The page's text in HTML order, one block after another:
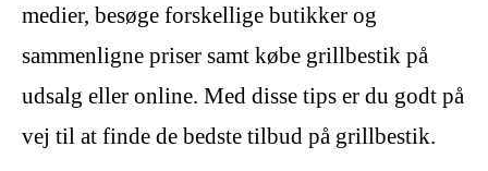
medier, besøge forskellige butikker og
sammenligne priser samt købe grillbestik på
udsalg eller online. Med disse tips er du godt på
vej til at finde de bedste tilbud på grillbestik.